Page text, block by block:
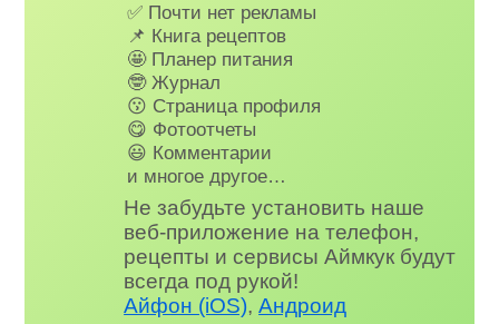
✅ Почти нет рекламы
📌 Книга рецептов
🤩 Планер питания
🤓 Журнал
😗 Страница профиля
😋 Фотоотчеты
😃 Комментарии
и многое другое…
Не забудьте установить наше
веб-приложение на телефон,
рецепты и сервисы Аймкук будут
всегда под рукой!
Айфон (iOS),Андроид